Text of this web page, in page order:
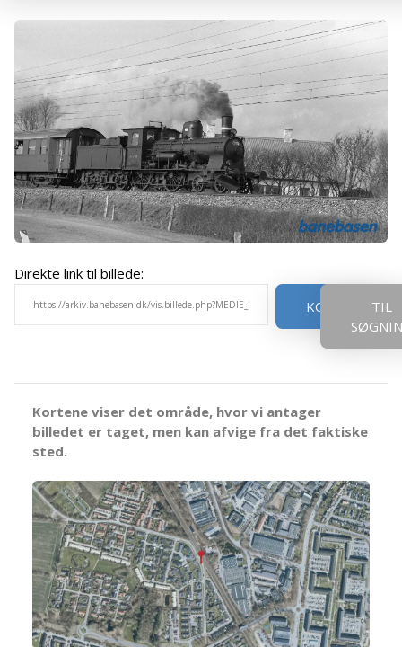
Direkte link til billede:
KOPIER
TIL
Kortene viser det område, hvor vi antager
billedet er taget, men kan afvige fra det faktiske
sted.